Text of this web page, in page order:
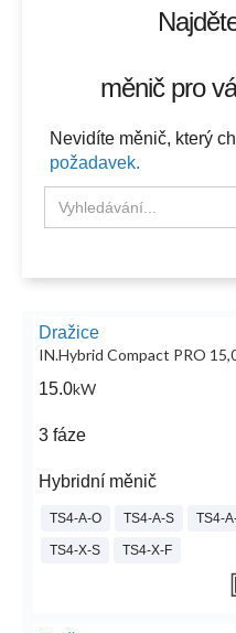
měnič pro
Nevidíte měnič, který
požadavek.
Dražice
IN.Hybrid Compact PRO
15.0kW
3 fáze
Hybridní měnič
TS4-A-O TS4-A-S TS4-
TS4-X-S TS4-X-F